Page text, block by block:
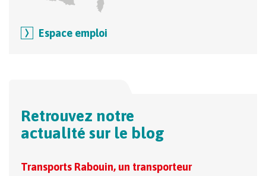
Espace emploi
Retrouvez notre
actualité sur le blog
Transports Rabouin, un transporteur